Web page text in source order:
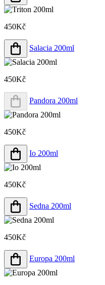
450Kč
Salacia 200ml
450Kč
Pandora 200ml
450Kč
Io 200ml
450Kč
Sedna 200ml
450Kč
Europa 200ml